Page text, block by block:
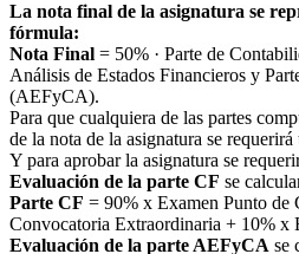
La nota final de la asignatura se
fórmula:
Nota Final = 50% · Parte de
Análisis de Estados Financieros y
(AEFyCA).
Para que cualquiera de las partes
de la nota de la asignatura se
Y para aprobar la asignatura se
Evaluación de la parte CF se
Parte CF = 90% x Examen Punto
Convocatoria Extraordinaria + 10% x
Evaluación de la parte AEFyCA se